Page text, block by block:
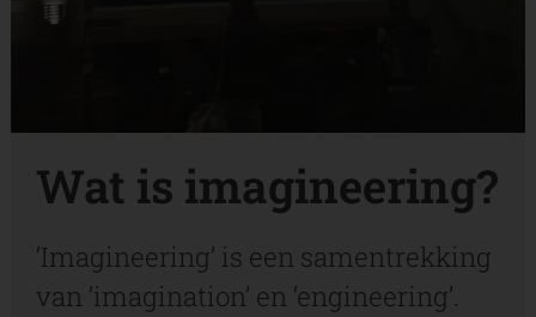
Wat is imagineering?
‘Imagineering’ is een samentrekking
van ‘imagination’ en ‘engineering’.